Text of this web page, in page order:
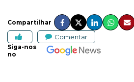
Compartilhar
Comentar
Siga-nos
no